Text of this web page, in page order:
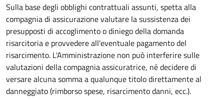
Sulla base degli obblighi contrattuali assunti, spetta alla
compagnia di assicurazione valutare la sussistenza dei
presupposti di accoglimento o diniego della domanda
risarcitoria e provvedere all'eventuale pagamento del
risarcimento. L'Amministrazione non può interferire sulle
valutazioni della compagnia assicuratrice, né decidere di
versare alcuna somma a qualunque titolo direttamente al
danneggiato (rimborso spese, risarcimento danni, ecc.).